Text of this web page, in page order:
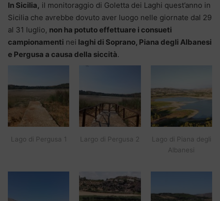
In Sicilia, il monitoraggio di Goletta dei Laghi quest’anno in
Sicilia che avrebbe dovuto aver luogo nelle giornate dal 29
al 31 luglio, non ha potuto effettuare i consueti
campionamenti nei laghi di Soprano, Piana degli Albanesi
e Pergusa a causa della siccità.
Lago di Pergusa 1 Largo di Pergusa 2
Lago di Piana degli
Albanesi